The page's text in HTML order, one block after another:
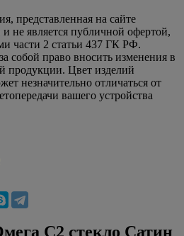
представленная на сайте
и не является публичной офертой,
части 2 статьи 437 ГК РФ.
собой право вносить изменения в
продукции. Цвет изделий
незначительно отличаться от
вашего устройства
С2 стекло Сатин